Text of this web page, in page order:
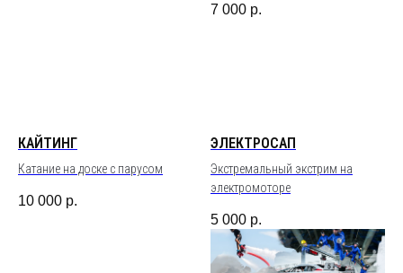
7 000 р.
КАЙТИНГ
Катание на доске с парусом
10 000 р.
ЭЛЕКТРОСАП
Экстремальный экстрим на
электромоторе
5 000 р.